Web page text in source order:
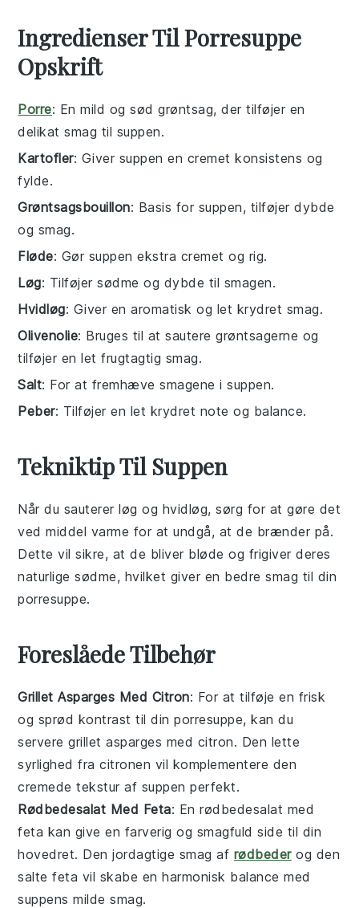
Ingredienser Til Porresuppe
Opskrift
Porre: En mild og sød grøntsag, der tilføjer en
delikat smag til suppen.
Kartofler: Giver suppen en cremet konsistens og
fylde.
Grøntsagsbouillon: Basis for suppen, tilføjer dybde
og smag.
Fløde: Gør suppen ekstra cremet og rig.
Løg: Tilføjer sødme og dybde til smagen.
Hvidløg: Giver en aromatisk og let krydret smag.
Olivenolie: Bruges til at sautere grøntsagerne og
tilføjer en let frugtagtig smag.
Salt: For at fremhæve smagene i suppen.
Peber: Tilføjer en let krydret note og balance.
Tekniktip Til Suppen
Når du sautererløg og hvidløg, sørg for at gøre det
ved middel varme for at undgå, at de brænder på.
Dette vil sikre, at de bliver bløde og frigiver deres
naturlige sødme, hvilket giver en bedre smag til din
porresuppe.
Foreslåede Tilbehør
Grillet Asparges Med Citron: For at tilføje en frisk
og sprød kontrast til dinporresuppe, kan du
serveregrillet asparges med citron. Den lette
syrlighed fra citronen vil komplementere den
cremede tekstur af suppen perfekt.
Rødbedesalat Med Feta: Enrødbedesalat med
feta kan give en farverig og smagfuld side til din
hovedret. Den jordagtige smag af rødbederog den
saltefeta vil skabe en harmonisk balance med
suppens milde smag.